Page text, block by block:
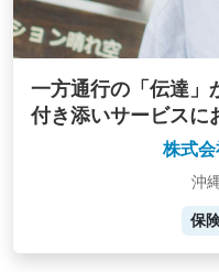
一方通行の「伝達」
付き添いサービスに
株式
沖
保